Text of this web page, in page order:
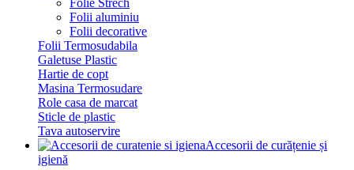
Folie Strech
Folii aluminiu
Folii decorative
Folii Termosudabila
Galetuse Plastic
Hartie de copt
Masina Termosudare
Role casa de marcat
Sticle de plastic
Tava autoservire
Accesorii de curățenie și
igienă